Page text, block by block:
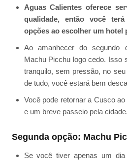
Aguas Calientes oferece
qualidade, então você
opções ao escolher um hotel
Ao amanhecer do segundo
Machu Picchu logo cedo. Isso
tranquilo, sem pressão, no
de tudo, você estará bem
Você pode retornar a Cusco
e um breve passeio pela cidade.
Segunda opção: Machu
Se você tiver apenas um